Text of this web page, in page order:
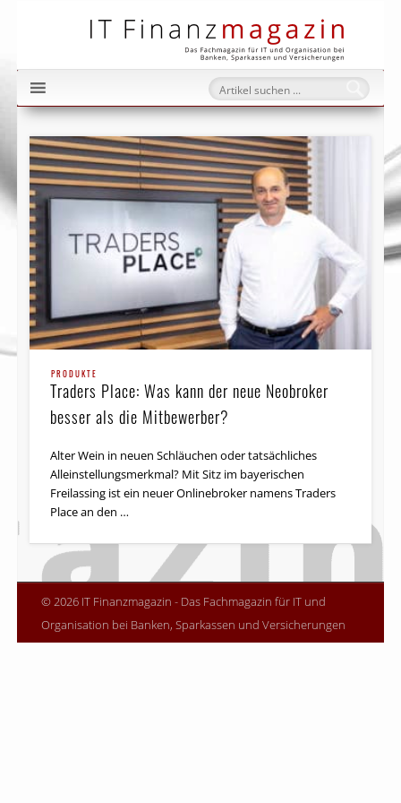
PRODUKTE
Traders Place: Was kann der neue Neobroker
besser als die Mitbewerber?
Alter Wein in neuen Schläuchen oder tatsächliches
Alleinstellungsmerkmal? Mit Sitz im bayerischen
Freilassing ist ein neuer Onlinebroker namens Traders
Place an den …
© 2026 IT Finanzmagazin - Das Fachmagazin für IT und
Organisation bei Banken, Sparkassen und Versicherungen